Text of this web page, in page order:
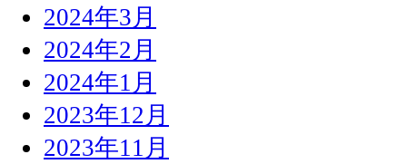
2024年3月
2024年2月
2024年1月
2023年12月
2023年11月